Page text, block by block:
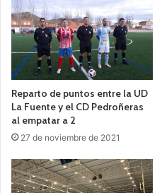
Reparto de puntos entre la UD
La Fuente y el CD Pedroñeras
al empatar a 2
27 de noviembre de 2021